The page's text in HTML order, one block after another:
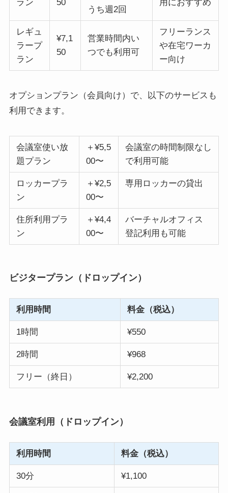
ラン 50
うち週2回
用におすすめ
レギュ
ラープ
ラン
¥7,1
50
営業時間内い
つでも利用可
フリーランス
や在宅ワーカ
ー向け
オプションプラン（会員向け）で、以下のサービスも
利用できます。
会議室使い放
題プラン
＋¥5,5
00〜
会議室の時間制限なし
で利用可能
ロッカープラ
ン
＋¥2,5
00〜
専用ロッカーの貸出
住所利用プラ
ン
＋¥4,4
00〜
バーチャルオフィス
登記利用も可能
ビジタープラン（ドロップイン）
利用時間 料金（税込）
1時間 ¥550
2時間 ¥968
フリー（終日） ¥2,200
会議室利用（ドロップイン）
利用時間 料金（税込）
30分 ¥1,100